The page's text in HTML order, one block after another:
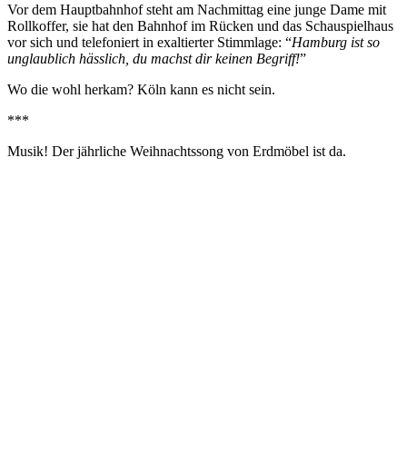
Vor dem Hauptbahnhof steht am Nachmittag eine junge Dame mit
Rollkoffer, sie hat den Bahnhof im Rücken und das Schauspielhaus
vor sich und telefoniert in exaltierter Stimmlage: “Hamburg ist so
unglaublich hässlich, du machst dir keinen Begriff!”
Wo die wohl herkam? Köln kann es nicht sein.
***
Musik! Der jährliche Weihnachtssong von Erdmöbel ist da.